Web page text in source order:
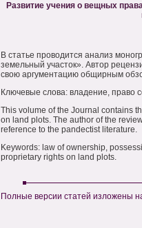
Развитие учения о вещных
В статье проводится анализ
земельный участок». Автор
свою аргументацию общирным
Ключевые слова: владение, право
This volume of the Journal contains
on land plots. The author of the
reference to the pandectist literature.
Keywords: law of ownership,
proprietary rights on land plots.
Полные версии статей изложены